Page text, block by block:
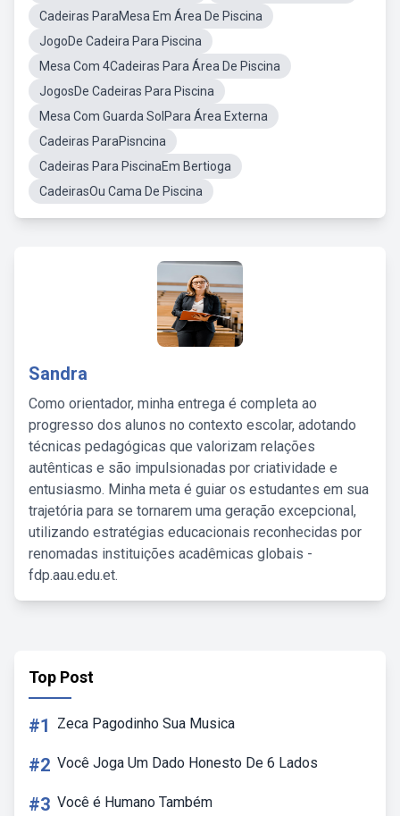
Cadeiras ParaMesa Em Área De Piscina
JogoDe Cadeira Para Piscina
Mesa Com 4Cadeiras Para Área De Piscina
JogosDe Cadeiras Para Piscina
Mesa Com Guarda SolPara Área Externa
Cadeiras ParaPisncina
Cadeiras Para PiscinaEm Bertioga
CadeirasOu Cama De Piscina
Sandra
Como orientador, minha entrega é completa ao
progresso dos alunos no contexto escolar, adotando
técnicas pedagógicas que valorizam relações
autênticas e são impulsionadas por criatividade e
entusiasmo. Minha meta é guiar os estudantes em sua
trajetória para se tornarem uma geração excepcional,
utilizando estratégias educacionais reconhecidas por
renomadas instituições acadêmicas globais -
fdp.aau.edu.et.
Top Post
#1 Zeca Pagodinho Sua Musica
#2 Você Joga Um Dado Honesto De 6 Lados
#3 Você é Humano Também